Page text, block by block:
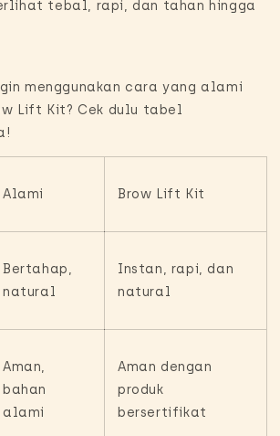
tebal, rapi, dan tahan hingga
menggunakan cara yang alami
Lift Kit? Cek dulu tabel
Alami Brow Lift Kit
Bertahap,
natural
Instan, rapi, dan
natural
Aman,
bahan
alami
Aman dengan
produk
bersertifikat